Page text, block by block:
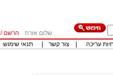
שלום אורח הרשם /
עריכה צור קשר תנאי שימוש